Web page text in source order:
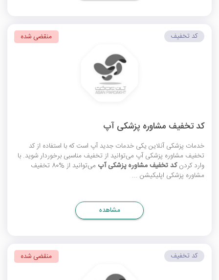
کد تخفیف مشاوره پزشکی آپ
خدمات پزشکی آنلاین یکی خدمات جدید آپ است که با استفاده ازکد
تخفیف مشاوره پزشکی آپ می‌توانید از تخفیف مناسبی برخوردار شوید. با
وارد کردنکد تخفیف مشاوره پزشکی آپ
می‌توانید از %80 تخفیف
مشاوره پزشکی اپلیکیشن ...
کد تخفیف منقضی شده
مشاهده
کد تخفیف منقضی شده